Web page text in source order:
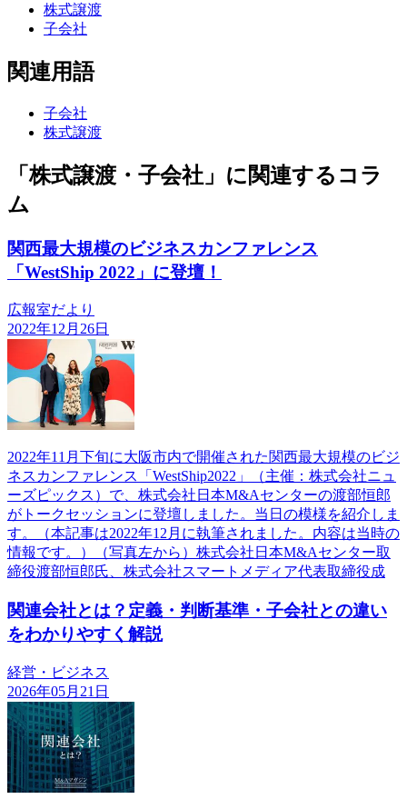
株式譲渡
子会社
関連用語
子会社
株式譲渡
「株式譲渡・子会社」に関連するコラ
ム
関西最大規模のビジネスカンファレンス
「WestShip 2022」に登壇！
広報室だより
2022年12月26日
2022年11月下旬に大阪市内で開催された関西最大規模のビジ
ネスカンファレンス「WestShip2022」（主催：株式会社ニュ
ーズピックス）で、株式会社日本M&Aセンターの渡部恒郎
がトークセッションに登壇しました。当日の模様を紹介しま
す。（本記事は2022年12月に執筆されました。内容は当時の
情報です。）（写真左から）株式会社日本M&Aセンター取
締役渡部恒郎氏、株式会社スマートメディア代表取締役成
関連会社とは？定義・判断基準・子会社との違い
をわかりやすく解説
経営・ビジネス
2026年05月21日